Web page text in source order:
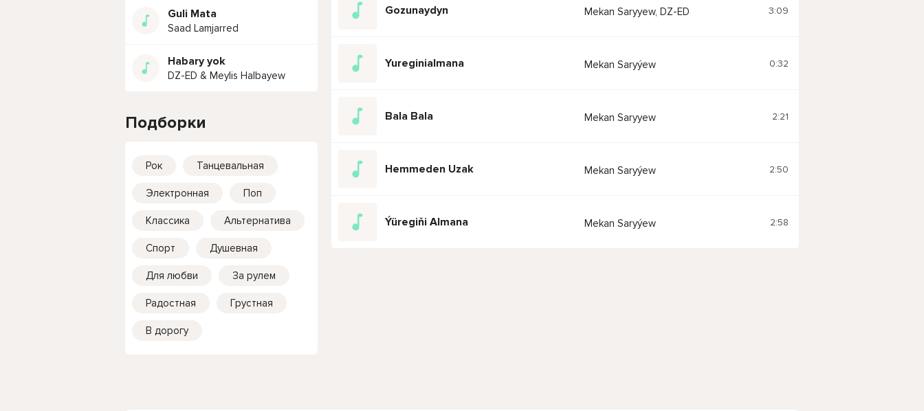
Guli Mata
Saad Lamjarred
Habary yok
DZ-ED & Meylis Halbayew
Подборки
Рок Танцевальная
Электронная Поп
Классика Альтернатива
Спорт Душевная
Для любви За рулем
Радостная Грустная
В дорогу
Gozunaydyn Mekan Saryyew, DZ-ED 3:09
Yureginialmana Mekan Saryýew 0:32
Bala Bala Mekan Saryyew 2:21
Hemmeden Uzak Mekan Saryýew 2:50
Ýüregiňi Almana Mekan Saryýew 2:58